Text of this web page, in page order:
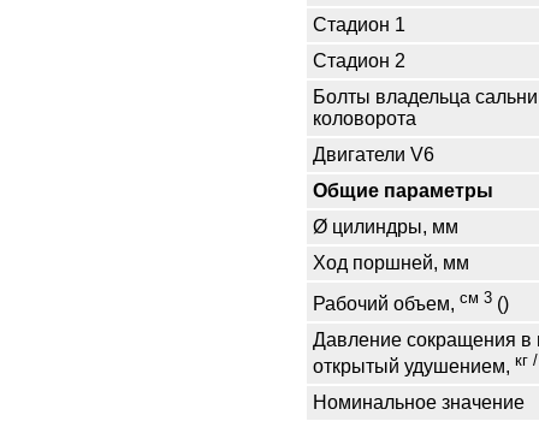
Стадион 1
Стадион 2
Болты владельца
коловорота
Двигатели V6
Общие параметры
Ø цилиндры, мм
Ход поршней, мм
Рабочий объем, см 3 ()
Давление сокращения в
открытый удушением, кг
Номинальное значение